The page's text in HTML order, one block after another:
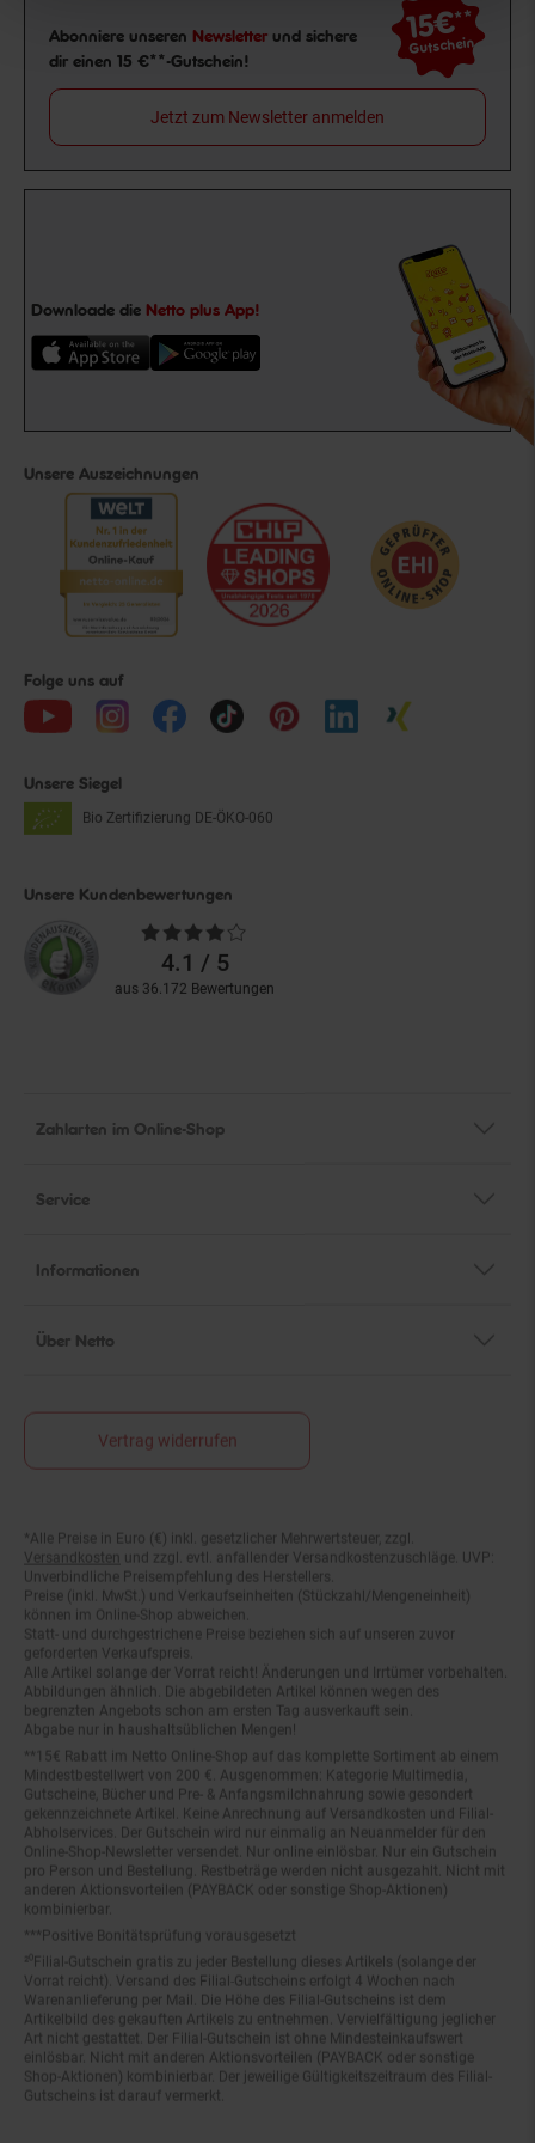
Newsletter Anmeldung
Abonniere unseren Newsletter und sichere
dir einen 15 €**-Gutschein!
15€**
Gutschein
Jetzt zum Newsletter anmelden
Downloade die Netto plus App!
Unsere Auszeichnungen
Folge uns auf
Unsere Siegel
Bio Zertifizierung DE-ÖKO-060
Unsere Kundenbewertungen
Durchschnittliche
Bewertungen4.1 / 5
aus 36.172 Bewertungen
Über Netto
Fußnoten
Versandkosten und zzgl. evtl. anfallender Versandkostenzuschläge. UVP:
Unverbindliche Preisempfehlung des Herstellers.
Preise (inkl. MwSt.) und Verkaufseinheiten (Stückzahl/Mengeneinheit)
können im Online-Shop abweichen.
Statt- und durchgestrichene Preise beziehen sich auf unseren zuvor
geforderten Verkaufspreis.
Alle Artikel solange der Vorrat reicht! Änderungen und Irrtümer vorbehalten.
Abbildungen ähnlich. Die abgebildeten Artikel können wegen des
begrenzten Angebots schon am ersten Tag ausverkauft sein.
Abgabe nur in haushaltsüblichen Mengen!
Mindestbestellwert von 200 €. Ausgenommen: Kategorie Multimedia,
Gutscheine, Bücher und Pre- & Anfangsmilchnahrung sowie gesondert
gekennzeichnete Artikel. Keine Anrechnung auf Versandkosten und Filial-
Abholservices. Der Gutschein wird nur einmalig an Neuanmelder für den
Online-Shop-Newsletter versendet. Nur online einlösbar. Nur ein Gutschein
pro Person und Bestellung. Restbeträge werden nicht ausgezahlt. Nicht mit
anderen Aktionsvorteilen (PAYBACK oder sonstige Shop-Aktionen)
kombinierbar.
Vorrat reicht). Versand des Filial-Gutscheins erfolgt 4 Wochen nach
Warenanlieferung per Mail. Die Höhe des Filial-Gutscheins ist dem
Artikelbild des gekauften Artikels zu entnehmen. Vervielfältigung jeglicher
Art nicht gestattet. Der Filial-Gutschein ist ohne Mindesteinkaufswert
einlösbar. Nicht mit anderen Aktionsvorteilen (PAYBACK oder sonstige
Shop-Aktionen) kombinierbar. Der jeweilige Gültigkeitszeitraum des Filial-
Gutscheins ist darauf vermerkt.